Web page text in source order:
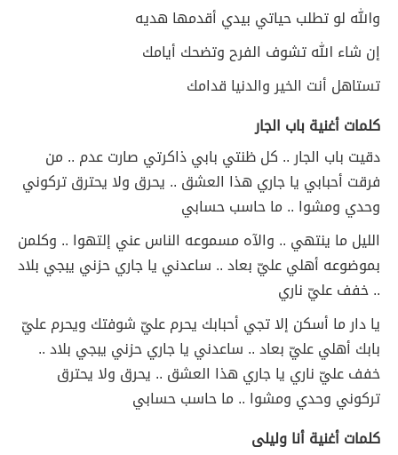
والله لو تطلب حياتي بيدي أقدمها هديه
إن شاء الله تشوف الفرح وتضحك أيامك
تستاهل أنت الخير والدنيا قدامك
كلمات أغنية باب الجار
دقيت باب الجار .. كل ظنتي بابي ذاكرتي صارت عدم .. من
فرقت أحبابي يا جاري هذا العشق .. يحرق ولا يحترق تركوني
وحدي ومشوا .. ما حاسب حسابي
الليل ما ينتهي .. والآه مسموعه الناس عني إلتهوا .. وكلمن
بموضوعه أهلي عليّ بعاد .. ساعدني يا جاري حزني يبجي بلاد
.. خفف عليّ ناري
يا دار ما أسكن إلا تجي أحبابك يحرم عليّ شوفتك ويحرم عليّ
بابك أهلي عليّ بعاد .. ساعدني يا جاري حزني يبجي بلاد ..
خفف عليّ ناري يا جاري هذا العشق .. يحرق ولا يحترق
تركوني وحدي ومشوا .. ما حاسب حسابي
كلمات أغنية أنا وليلى